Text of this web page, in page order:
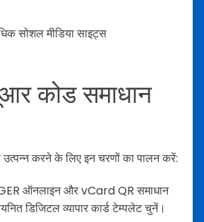
सोशल मीडिया साइट्स
कोड समाधान
करने के लिए इन चरणों का पालन करें:
ऑनलाइन और vCard QR समाधान
डिजिटल व्यापार कार्ड टेम्पलेट चुनें।